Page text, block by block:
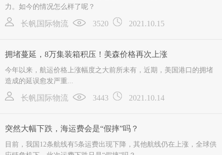
力。如今的情况怎么样了呢？
长帆国际物流 3520 2021.10.15
拥堵蔓延，8万集装箱积压！美森价格再次上涨
今年以来，航运价格上涨幅度之大前所未有，近期，美国港口的拥堵
造成的延误愈发严重...
长帆国际物流 3443 2021.10.14
突然大幅下跌，海运费会是“假摔”吗？
目前，我国12条航线有5条运费出现下降，其他航线仍在上涨，全球供